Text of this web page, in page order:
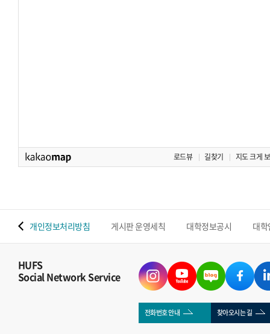
로드뷰 길찾기 지도 크게
개인정보처리방침 게시판 운영세칙 대학정보공시 대
HUFS
Social Network Service
전화번호 안내 찾아오시는 길